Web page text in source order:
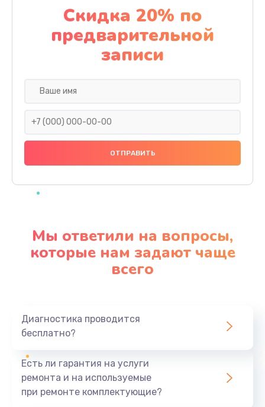
Замена материнской платы
1100 руб.
Заказать
Замена праймера
1000 руб.
Заказать
Профилактическая чистка
Заказать
Скидка 20% по
предварительной
записи
Мы ответили на вопросы,
которые нам задают чаще
всего
Диагностика проводится
бесплатно?
Есть ли гарантия на услуги
ремонта и на используемые
при ремонте комплектующие?